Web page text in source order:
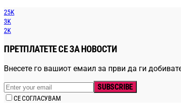
25K
3K
2K
ПРЕТПЛАТЕТЕ СЕ ЗА НОВОСТИ
Внесете го вашиот емаил за први да ги
SUBSCRIBE
СЕ СОГЛАСУВАМ